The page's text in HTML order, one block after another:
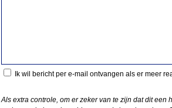
Ik wil bericht per e-mail ontvangen als er meer
Als extra controle, om er zeker van te zijn dat dit een